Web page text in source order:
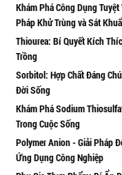
Khám Phá Công Dụng
Pháp Khử Trùng và Sát
Thiourea: Bí Quyết Kích
Trồng
Sorbitol: Hợp Chất Đáng
Đời Sống
Khám Phá Sodium
Trong Cuộc Sống
Polymer Anion - Giải Pháp
Ứng Dụng Công Nghiệp